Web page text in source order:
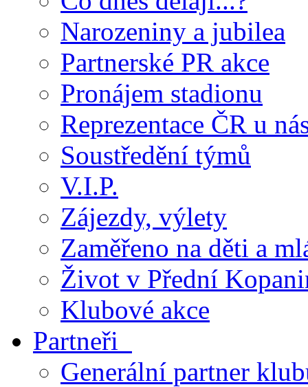
Narozeniny a jubilea
Partnerské PR akce
Pronájem stadionu
Reprezentace ČR u
Soustředění týmů
V.I.P.
Zájezdy, výlety
Zaměřeno na děti a
Život v Přední
Klubové akce
Partneři
Generální partner